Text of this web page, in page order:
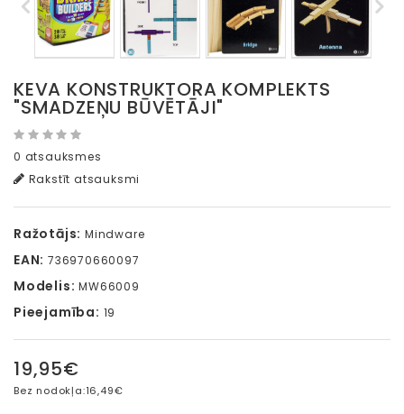
KEVA KONSTRUKTORA KOMPLEKTS
"SMADZEŅU BŪVĒTĀJI"
0 atsauksmes
Rakstīt atsauksmi
Ražotājs: Mindware
EAN: 736970660097
Modelis: MW66009
Pieejamība: 19
19,95€
Bez nodokļa:16,49€